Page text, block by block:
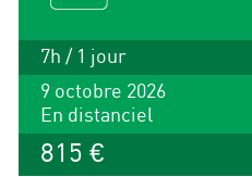
7h / 1 jour
9 octobre 2026
En distanciel
815 €